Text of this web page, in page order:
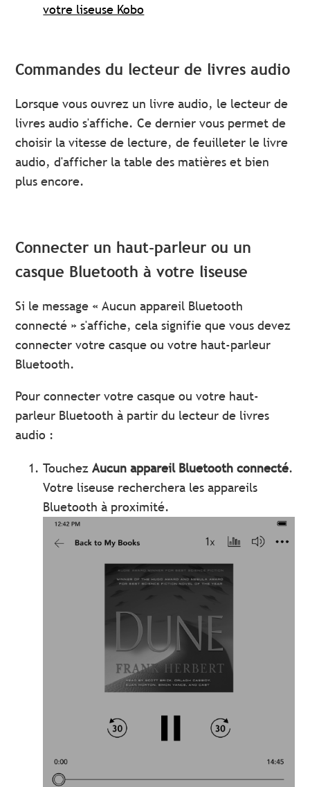
votre liseuse Kobo
Commandes du lecteur de livres audio
Lorsque vous ouvrez un livre audio, le lecteur de
livres audio s'affiche. Ce dernier vous permet de
choisir la vitesse de lecture, de feuilleter le livre
audio, d'afficher la table des matières et bien
plus encore.
Connecter un haut-parleur ou un
casque Bluetooth à votre liseuse
Si le message « Aucun appareil Bluetooth
connecté » s'affiche, cela signifie que vous devez
connecter votre casque ou votre haut-parleur
Bluetooth.
Pour connecter votre casque ou votre haut-
parleur Bluetooth à partir du lecteur de livres
audio :
TouchezAucun appareil Bluetooth connecté.
Votre liseuse recherchera les appareils
Bluetooth à proximité.